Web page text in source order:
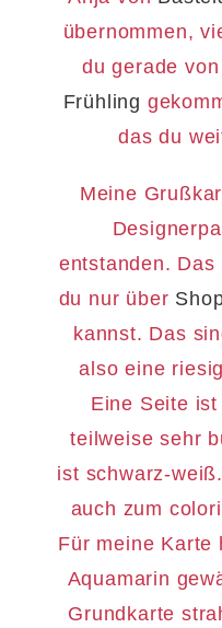
übernommen,
du gerade
Frühling
das du
Meine
entstanden.
du nur über
kannst. Das
also eine
Eine Seite
teilweise sehr
ist schwarz-
auch zum
Für meine Karte
Aquamarin
Grundkarte